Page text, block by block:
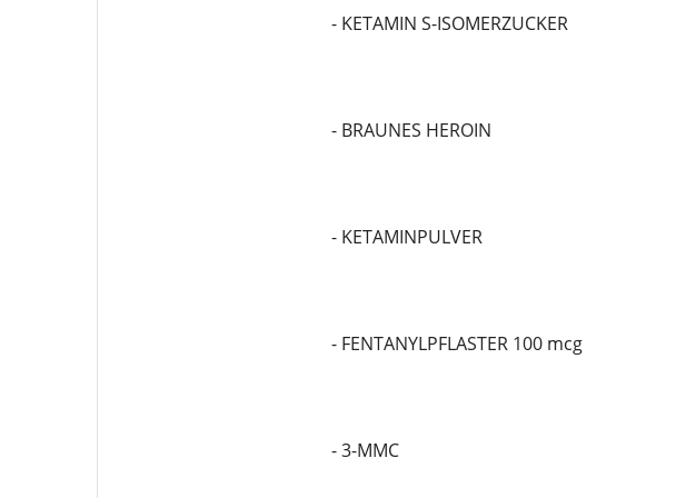
- KETAMIN S-ISOMERZUCKER
- BRAUNES HEROIN
- KETAMINPULVER
- FENTANYLPFLASTER 100 mcg
- 3-MMC